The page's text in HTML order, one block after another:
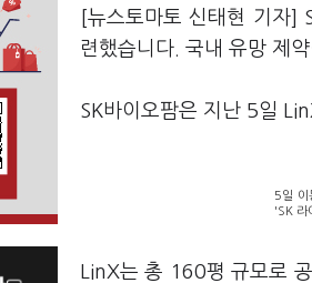
[뉴스토마토 신태현 기자]
련했습니다. 국내 유망 제
SK바이오팜은 지난 5일
5일 이
'SK 라
LinX는 총 160평 규모로